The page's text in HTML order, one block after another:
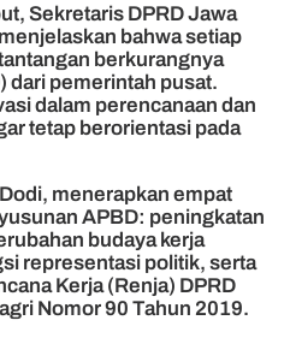
Sekretaris DPRD Jawa
bahwa setiap
berkurangnya
dari pemerintah pusat.
dalam perencanaan dan
tetap berorientasi pada
menerapkan empat
APBD: peningkatan
budaya kerja
representasi politik, serta
Kerja (Renja) DPRD
Nomor 90 Tahun 2019.